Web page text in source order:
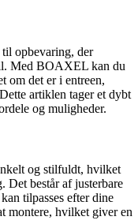
opbevaring, der
Med BOAXEL kan du
om det er i entreen,
artiklen tager et dybt
og muligheder.
og stilfuldt, hvilket
Det består af justerbare
tilpasses efter dine
montere, hvilket giver en